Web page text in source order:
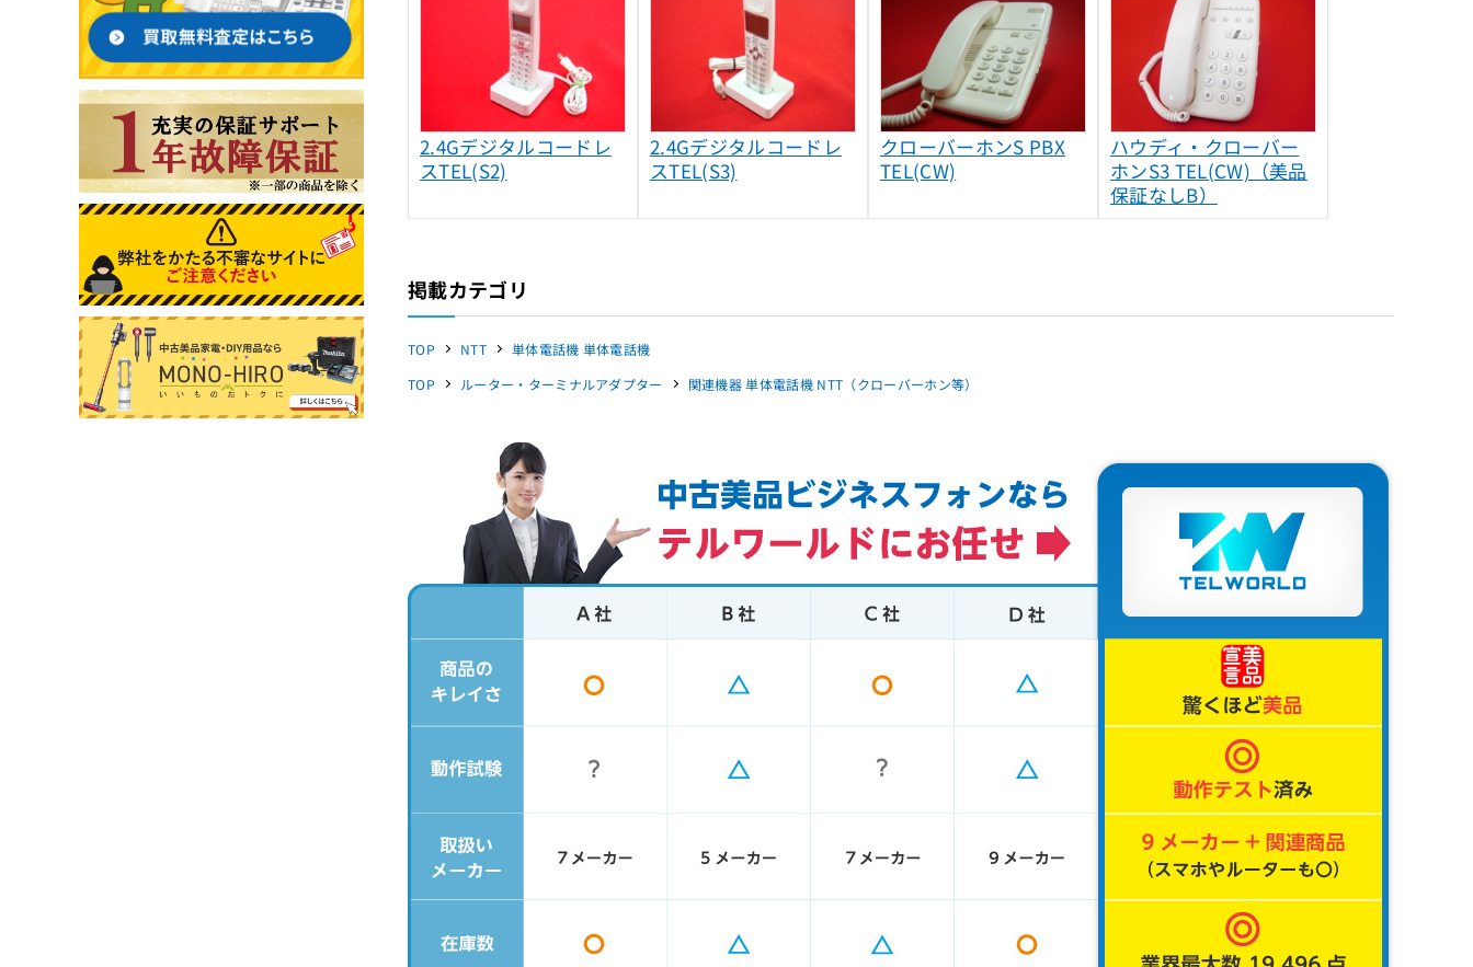
2.4Gデジタルコードレ
スTEL(S2)
2.4Gデジタルコードレ
スTEL(S3)
クローバーホンS PBX
TEL(CW)
ハウディ・クローバー
ホンS3 TEL(CW)（美品
保証なしB）
掲載カテゴリ
TOP NTT
単体電話機 単体電話機
TOP
ルーター・ターミナルアダプター 関連機器 単体電話機 NTT（クローバーホン等）